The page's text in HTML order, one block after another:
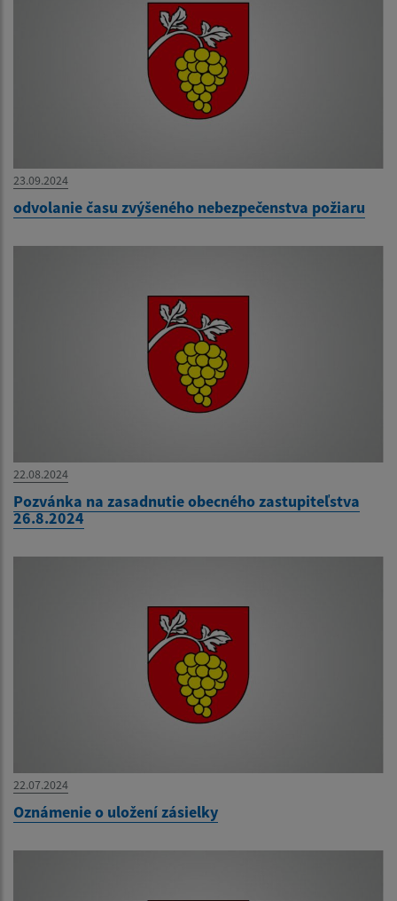
23.09.2024
odvolanie času zvýšeného nebezpečenstva požiaru
22.08.2024
Pozvánka na zasadnutie obecného zastupiteľstva
26.8.2024
22.07.2024
Oznámenie o uložení zásielky